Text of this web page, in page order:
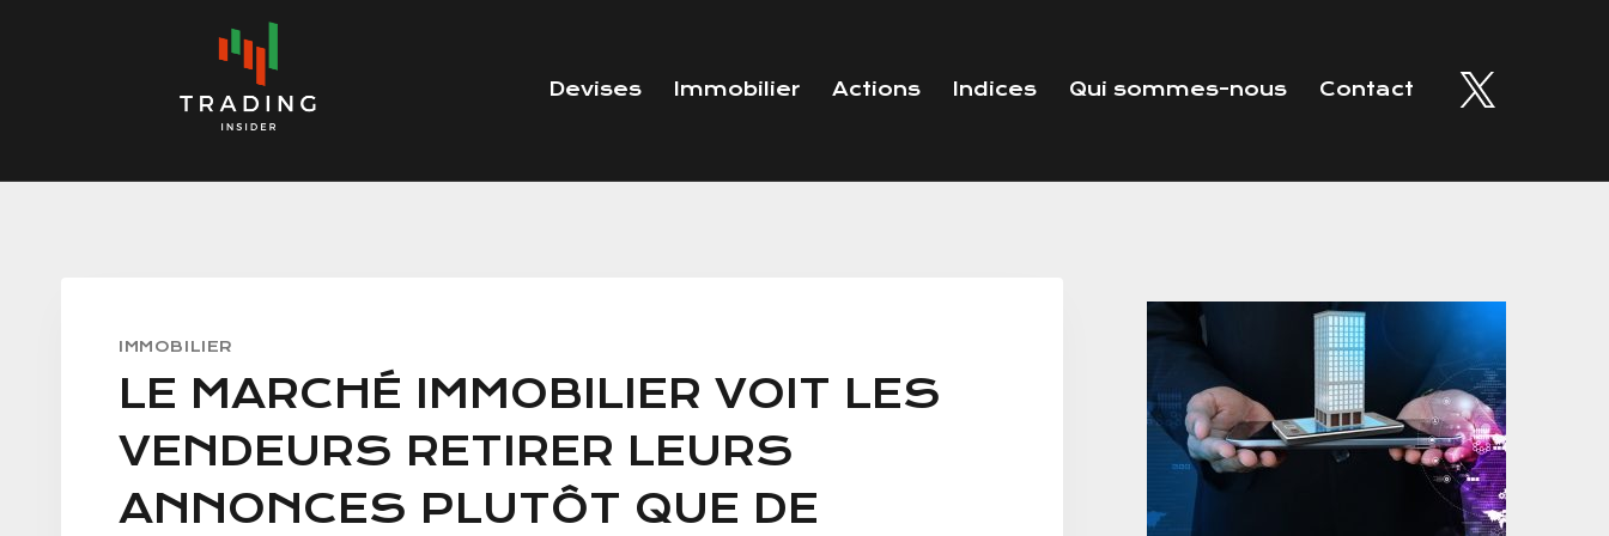
Devises Immobilier Actions Indices Qui sommes-nous Contact
IMMOBILIER
LE MARCHÉ IMMOBILIER VOIT LES
VENDEURS RETIRER LEURS
ANNONCES PLUTÔT QUE DE